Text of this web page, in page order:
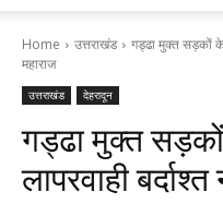
Home उत्तराखंड
गड्ढा मुक्त सड़कों के
महाराज
उत्तराखंड देहरादून
गड्ढा मुक्त
लापरवाही